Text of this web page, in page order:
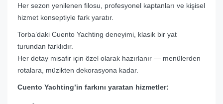
Her sezon yenilenen filosu, profesyonel kaptanları ve kişisel
hizmet konseptiyle fark yaratır.
Torba’daki Cuento Yachting deneyimi, klasik bir yat
turundan farklıdır.
Her detay misafir için özel olarak hazırlanır — menülerden
rotalara, müzikten dekorasyona kadar.
Cuento Yachting’in farkını yaratan hizmetler: